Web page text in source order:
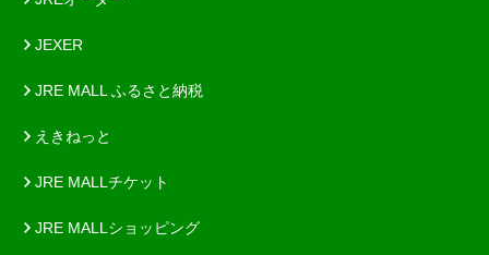
JEXER
JRE MALL ふるさと納税
えきねっと
JRE MALLチケット
JRE MALLショッピング